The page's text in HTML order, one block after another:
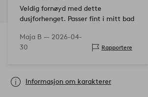
Veldig fornøyd med dette
dusjforhenget. Passer fint i mitt bad
Maja B — 2026-04-
30
Rapportere
Informasjon om karakterer